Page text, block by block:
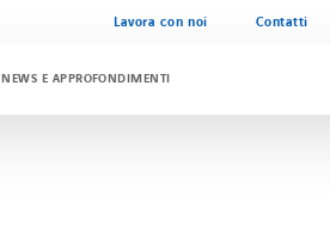
Lavora con noi Contatti
NEWS E APPROFONDIMENTI